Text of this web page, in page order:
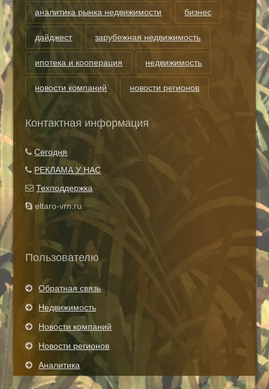
аналитика рынка недвижимости бизнес
дайджест зарубежная недвижимость
ипотека и кооперация недвижимость
новости компаний новости регионов
Показать все теги
Контактная информация
Сегодня
РЕКЛАМА У НАС
Техподдержка
eltaro-vrn.ru
Пользователю
Обратная связь
Недвижимость
Новости компаний
Новости регионов
Аналитика